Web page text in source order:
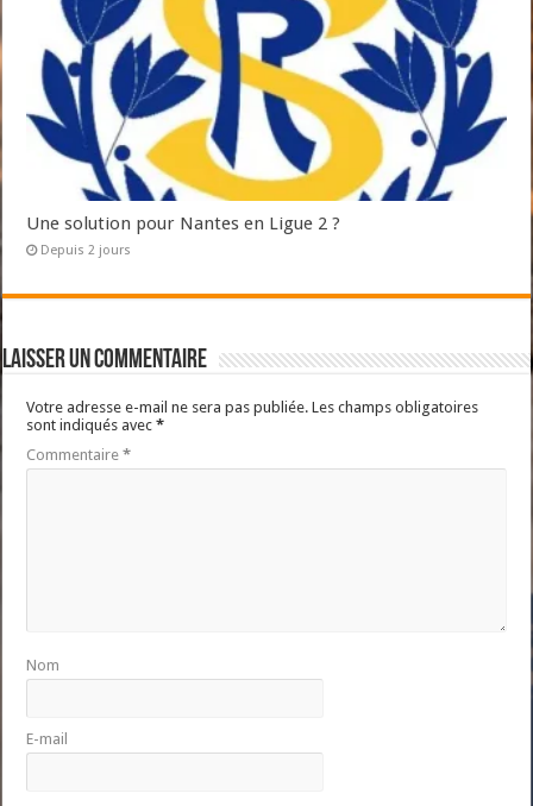
Une solution pour Nantes en Ligue 2 ?
Depuis 2 jours
Laisser un commentaire
Votre adresse e-mail ne sera pas publiée. Les champs obligatoires
sont indiqués avec*
Commentaire*
Nom
E-mail